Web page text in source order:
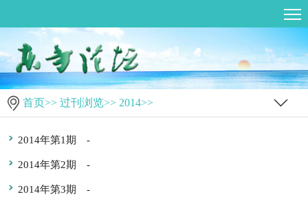
首页>> 过刊浏览>> 2014>>
2014年第1期-
2014年第2期-
2014年第3期-